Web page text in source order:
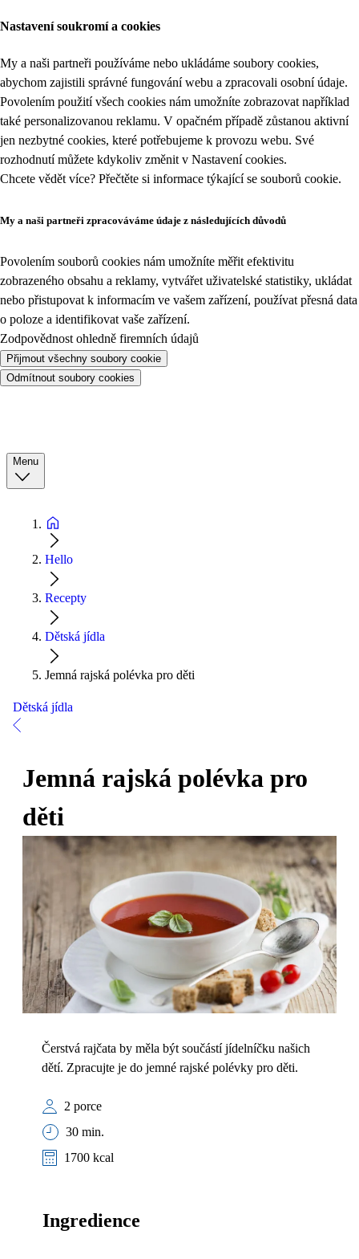
Nastavení soukromí a cookies
My a naši partneři používáme nebo ukládáme soubory cookies,
abychom zajistili správné fungování webu a zpracovali osobní údaje.
Povolením použití všech cookies nám umožníte zobrazovat například
také personalizovanou reklamu. V opačném případě zůstanou aktivní
jen nezbytné cookies, které potřebujeme k provozu webu. Své
rozhodnutí můžete kdykoliv změnit v Nastavení cookies.
Chcete vědět více? Přečtěte si informace týkající se souborů cookie.
My a naši partneři zpracováváme údaje z následujících důvodů
Povolením souborů cookies nám umožníte měřit efektivitu
zobrazeného obsahu a reklamy, vytvářet uživatelské statistiky, ukládat
nebo přistupovat k informacím ve vašem zařízení, používat přesná data
o poloze a identifikovat vaše zařízení.
Zodpovědnost ohledně firemních údajů
Přijmout všechny soubory cookie
Odmítnout soubory cookies
Menu
Hello
Recepty
Dětská jídla
Jemná rajská polévka pro děti
Dětská jídla
Jemná rajská polévka pro
děti
Čerstvá rajčata by měla být součástí jídelníčku našich
dětí. Zpracujte je do jemné rajské polévky pro děti.
2 porce
30 min.
1700 kcal
Ingredience